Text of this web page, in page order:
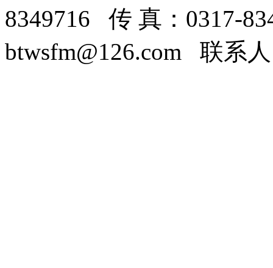
8349716 传 真：0317-
btwsfm@126.com 联系